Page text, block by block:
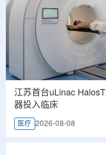
江苏首台uLinac
器投入临床
医疗 2026-08-08